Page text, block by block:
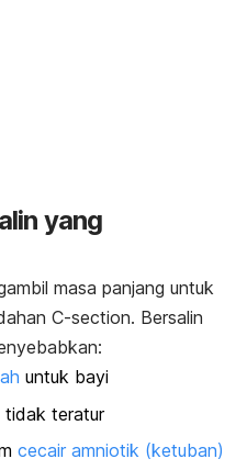
yang
masa panjang untuk
C-section. Bersalin
untuk bayi
tidak teratur
cecair amniotik (ketuban)